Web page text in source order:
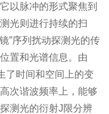
以脉冲的形式聚焦到
光则进行持续的扫
”序列扰动探测光的传
置和光谱信息。由
了时间和空间上的变
次谐波频率上，能够
测光的衍射J限分辨